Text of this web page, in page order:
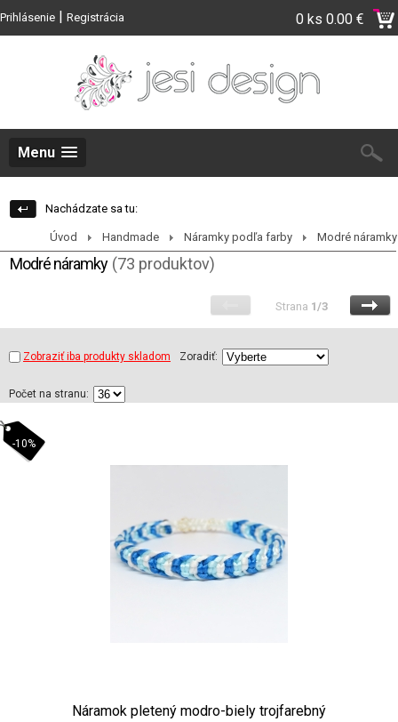
Prihlásenie | Registrácia 0 ks 0.00 €
Menu
Nachádzate sa tu:
Úvod Handmade Náramky podľa farby Modré náramky
Modré náramky (73 produktov)
Strana 1/3
Zobraziť iba produkty skladom Zoradiť:
Počet na stranu:
-10%
Náramok pletený modro-biely trojfarebný